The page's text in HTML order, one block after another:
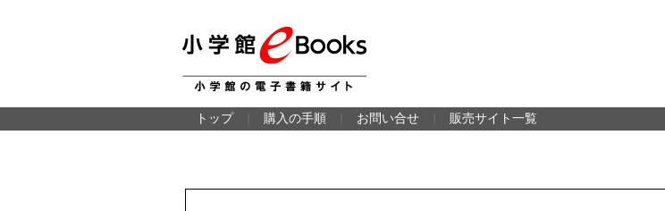
トップ 購入の手順 お問い合せ 販売サイト一覧